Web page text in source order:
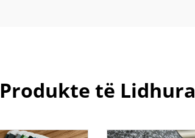
Produkte të Lidhura